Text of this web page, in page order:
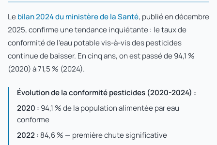
Lebilan 2024 du ministère de la Santé, publié en décembre
2025, confirme une tendance inquiétante : le taux de
conformité de l'eau potable vis-à-vis des pesticides
continue de baisser. En cinq ans, on est passé de 94,1 %
(2020) à 71,5 % (2024).
Évolution de la conformité pesticides (2020-2024) :
2020 : 94,1 % de la population alimentée par eau
conforme
2022 : 84,6 % — première chute significative